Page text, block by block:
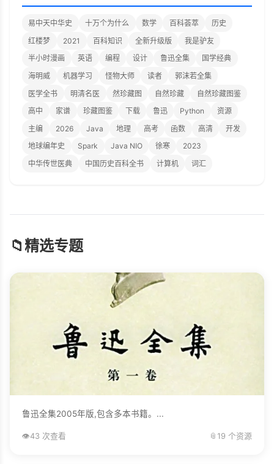
易中天中华史 十万个为什么 数学 百科荟萃
历史
红楼梦
2021 百科知识 全新升级版
我是驴友
半小时漫画
英语 编程 设计 鲁迅全集
国学经典
海明威
机器学习 怪物大师 读者
郭沫若全集
医学全书
明清名医 然珍藏图 自然珍藏
自然珍藏图鉴
高中
家谱 珍藏图鉴 下载 鲁迅 Python
资源
主编
2026 Java 地理 高考 函数 高清
开发
地球编年史
Spark Java NIO 徐寒
2023
中华传世医典
中国历史百科全书 计算机 词汇
📁精选专题
鲁迅全集2005年版,包含多本书籍。...
👁️43 次查看 📎 19 个资源